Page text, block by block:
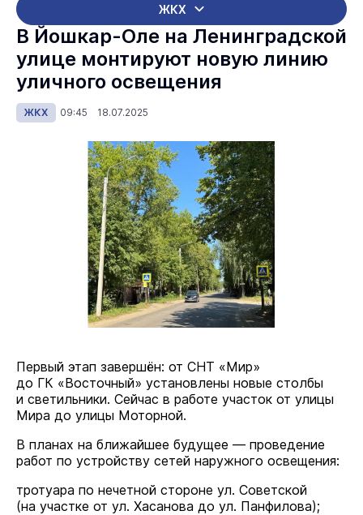
ЖКХ
В Йошкар-Оле на Ленинградской
улице монтируют новую линию
уличного освещения
ЖКХ 09:45 18.07.2025
Первый этап завершён: от СНТ «Мир»
до ГК «Восточный» установлены новые столбы
и светильники. Сейчас в работе участок от улицы
Мира до улицы Моторной.
В планах на ближайшее будущее — проведение
работ по устройству сетей наружного освещения:
тротуара по нечетной стороне ул. Советской
(на участке от ул. Хасанова до ул. Панфилова);